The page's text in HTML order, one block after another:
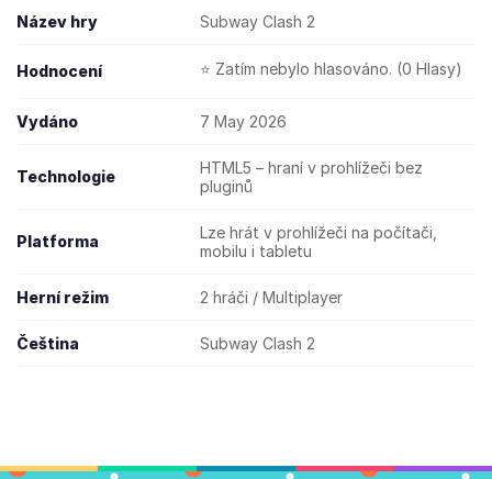
Název hry Subway Clash 2
Hodnocení ⭐ Zatím nebylo hlasováno. (0 Hlasy)
Vydáno 7 May 2026
Technologie
HTML5 – hraní v prohlížeči bez
pluginů
Platforma
Lze hrát v prohlížeči na počítači,
mobilu i tabletu
Herní režim 2 hráči / Multiplayer
Čeština Subway Clash 2